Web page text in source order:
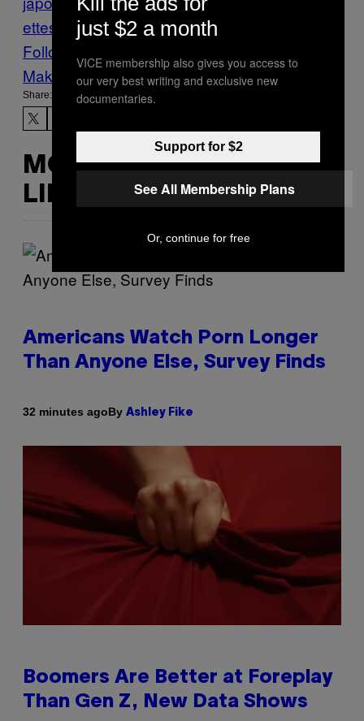
ettes
saint-jacques salade
Follow Us On Discover
Make Us Preferred In Top Stories
Share:
MORE
LIKE THIS
Americans Watch Porn Longer
Than Anyone Else, Survey Finds
32 minutes agoBy Ashley Fike
Boomers Are Better at Foreplay
Than Gen Z, New Data Shows
just $2 a month
VICE membership also gives you access to
our very best writing and exclusive new
documentaries.
Support for $2
See All Membership Plans
Or, continue for free